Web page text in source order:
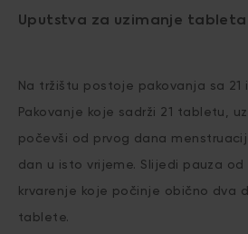
Uputstva za uzimanje
Na tržištu postoje pakovanja sa 21
Pakovanje koje sadrži 21 tabletu,
počevši od prvog dana
dan u isto vrijeme. Slijedi pauza
krvarenje koje počinje obično dva
tablete.